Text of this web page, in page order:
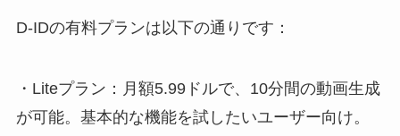
D-IDの有料プランは以下の通りです：
・Liteプラン：月額5.99ドルで、10分間の動画生成
が可能。基本的な機能を試したいユーザー向け​。